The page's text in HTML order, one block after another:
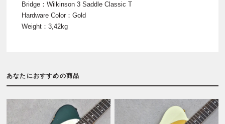
Bridge：Wilkinson 3 Saddle Classic T
Hardware Color：Gold
Weight：3,42kg
あなたにおすすめの商品